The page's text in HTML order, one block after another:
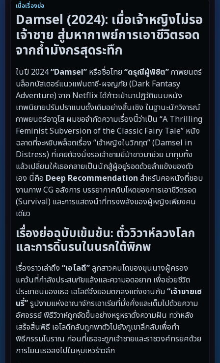
เนื้อเรื่องย่อ
Damsel (2024): เมื่อเจ้าหญิงไม่รอ
เจ้าชาย สู่มหากาพย์การเอาชีวิตรอด
จากถ้ำมังกรสุดระทึก
ในปี 2024“Damsel” หรือชื่อไทย “ดรุณีผู้พิชิต”ภาพยนตร์
บล็อกบัสเตอร์แนวแฟนตาซี-ผจญภัย (Dark Fantasy
Adventure) จาก Netflix ได้ก้าวเข้ามาปฏิวัติขนบหนัง
เทพนิยายปรัมปราแบบดั้งเดิมอย่างสิ้นเชิง ในฐานะนักวิจารณ์
ภาพยนตร์อาวุโส ผมขอจำกัดความเรื่องนี้ว่าเป็น “A Thrilling
Feminist Subversion of the Classic Fairy Tale” หนัง
ฉลาดที่จะหยิบพล็อตเรื่อง “เจ้าหญิงในวิกฤต” (Damsel in
Distress) ที่เคยต้องนั่งรอเจ้าชายขี่ม้าขาวมาช่วย มาทุบทิ้ง
แล้วเปลี่ยนให้เธอกลายเป็นนักสู้ผู้อยู่รอดด้วยลำแข้งของตัว
เอง นี่คือ Deep Recommendation สำหรับคอหนังที่ชอบ
งานภาพ CG อลังการ บรรยากาศดิบโหดของการเอาชีวิตรอด
(Survival) และการแสดงนำที่ทรงพลังของผู้หญิงเพียงคน
เดียว
เรื่องย่อฉบับเข้มข้น: ตั๋ววิวาห์ลวงโลก
และการดิ้นรนในนรกใต้พิภพ
เรื่องราวเล่าถึง “เอโลดี”ลูกสาวคนโตของขุนนางผู้ครอง
แคว้นที่กำลังประสบภัยแล้งและความอดอยาก เพื่อช่วยชีวิต
ประชาชนของเธอ เอโลดีจึงยอมตกลงแต่งงานกับ “เจ้าชายเฮ
นรี่”รูปงามแห่งอาณาจักรเอาเรียที่มั่งคั่งและเต็มไปด้วยความ
อัศจรรย์ พิธีวิวาห์ถูกจัดขึ้นอย่างหรูหราดั่งความฝัน ทว่าหลัง
เสร็จสิ้นพิธี เอโลดีกลับถูกพาตัวไปยังภูเขาลึกลับเพื่อทำ
พิธีกรรมโบราณ ก่อนที่เธอจะถูกเจ้าชายและราชวงศ์ทรยศด้วย
การโยนเธอลงไปในหุบเหวร้าวลึก